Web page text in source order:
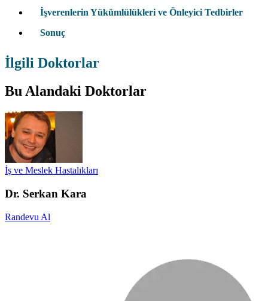
İşverenlerin Yükümlülükleri ve Önleyici Tedbirler
Sonuç
İlgili Doktorlar
Bu Alandaki Doktorlar
İş ve Meslek Hastalıkları
Dr. Serkan Kara
Randevu Al